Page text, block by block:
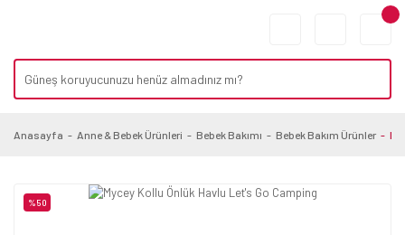
Anasayfa Anne & Bebek Ürünleri Bebek Bakımı Bebek Bakım Ürünler
%50